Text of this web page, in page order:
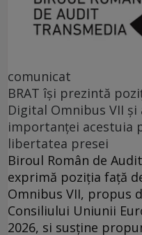
comunicat
BRAT își prezintă
Digital Omnibus VII
importanței acestuia
libertatea presei
Biroul Român de
exprimă poziția față
Omnibus VII, propus
Consiliului Uniunii
2026, si susține